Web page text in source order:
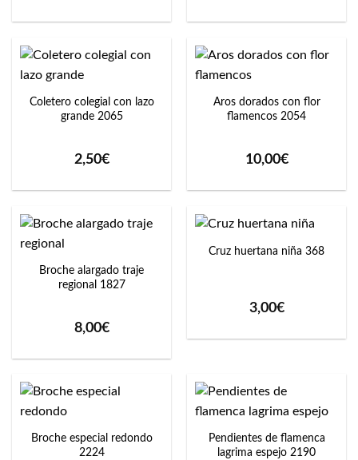
Coletero colegial con lazo
grande 2065
2,50€
Aros dorados con flor
flamencos 2054
10,00€
Broche alargado traje
regional 1827
8,00€
Cruz huertana niña 368
3,00€
Broche especial redondo
2224
Pendientes de flamenca
lagrima espejo 2190